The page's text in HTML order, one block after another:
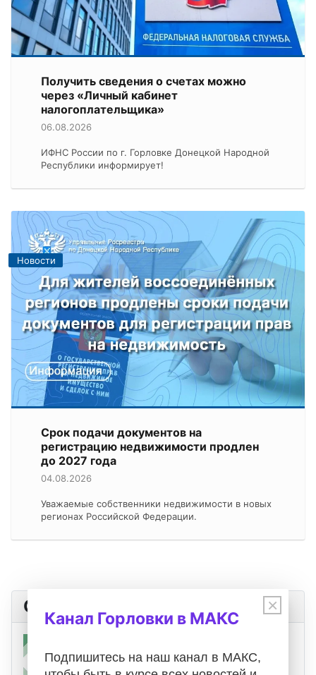
Получить сведения о счетах можно
через «Личный кабинет
налогоплательщика»
06.08.2026
ИФНС России по г. Горловке Донецкой Народной
Республики информирует!
Новости
Срок подачи документов на
регистрацию недвижимости продлен
до 2027 года
04.08.2026
Уважаемые собственники недвижимости в новых
регионах Российской Федерации.
Оповещения ×
Канал Горловки в МАКС
Подпишитесь на наш канал в МАКС,